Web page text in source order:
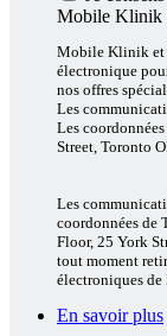
Mobile Klinik
Mobile Klinik et
électronique
nos offres
Les
Les
Street, Toronto
Les
coordonnées de
Floor, 25 York
tout moment
électroniques
En savoir plus